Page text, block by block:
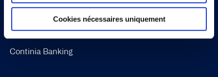
Cookies nécessaires uniquement
Continia Finance
Continia Banking